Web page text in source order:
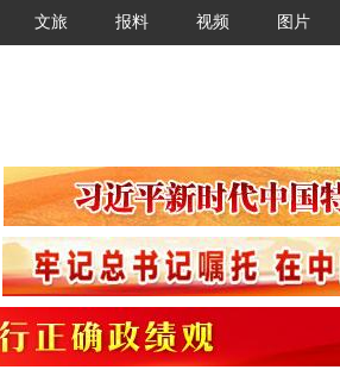
文旅 报料 视频 图片